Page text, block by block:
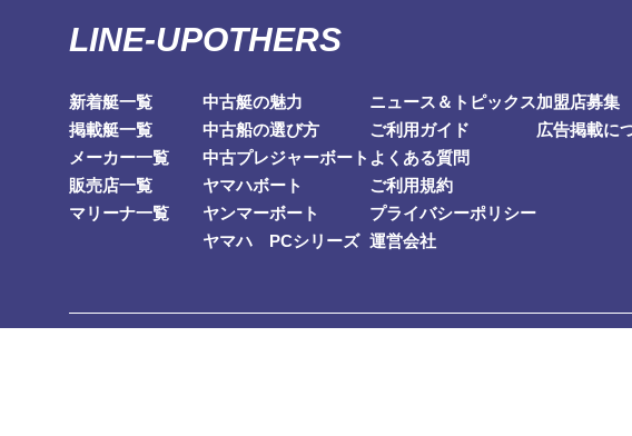
LINE-UP
新着艇一覧
掲載艇一覧
メーカー一覧
販売店一覧
マリーナ一覧
OTHERS
中古艇の魅力
中古船の選び方
中古プレジャーボート
ヤマハボート
ヤンマーボート
ヤマハ PCシリーズ
ニュース＆トピックス
ご利用ガイド
よくある質問
ご利用規約
プライバシーポリシー
運営会社
加盟店募集
広告掲載に